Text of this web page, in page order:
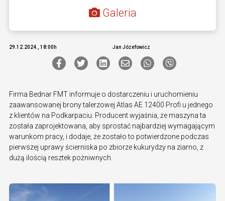
Galeria
29.12.2024., 18:00h Jan Józefowicz
Firma Bednar FMT informuje o dostarczeniu i uruchomieniu
zaawansowanej brony talerzowej Atlas AE 12400 Profi u jednego
z klientów na Podkarpaciu. Producent wyjaśnia, że maszyna ta
została zaprojektowana, aby sprostać najbardziej wymagającym
warunkom pracy, i dodaje, że zostało to potwierdzone podczas
pierwszej uprawy ścierniska po zbiorze kukurydzy na ziarno, z
dużą ilością resztek pożniwnych.